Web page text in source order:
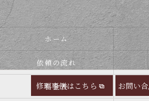
修理事例はこちら お問い
ホーム
依頼の流れ
料金表